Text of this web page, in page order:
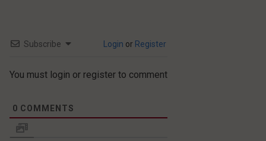
Subscribe Login or Register
You must login or register to comment
0 COMMENTS